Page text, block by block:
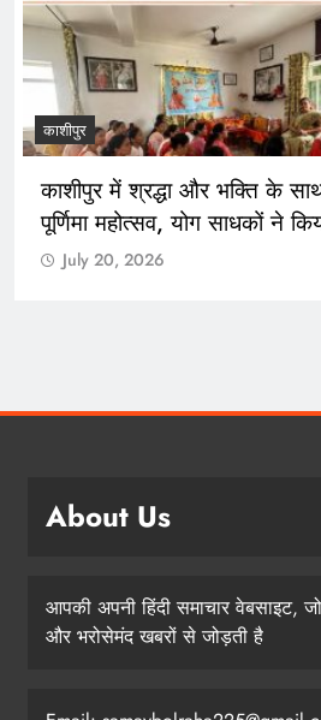
काशीपुर
काशीपुर में श्रद्धा और भक्ति के
पूर्णिमा महोत्सव, योग साधकों ने
July 20, 2026
About Us
आपकी अपनी हिंदी समाचार वेबसाइट,
और भरोसेमंद खबरों से जोड़ती है